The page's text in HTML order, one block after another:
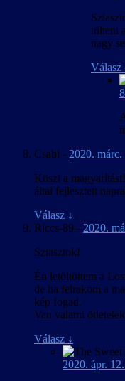
tölteni
nagy
Válasz
Csabi - 2020.
Köszi a
által fejlesztett
Válasz ↓
Riccs-89 - 2020.
Sziasztok!
Én letöltöttem a
de ha felrakom a
kép fogad.
Van valami
Válasz ↓
2020. ápr.